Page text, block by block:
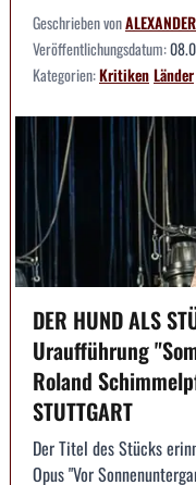
Geschrieben von
Veröffentlichungsdatum:
Kategorien:KritikenLänder
DER HUND ALS
Uraufführung
Roland
STUTTGART
Der Titel des Stücks
Opus "Vor